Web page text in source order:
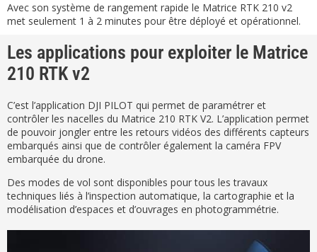
Avec son système de rangement rapide le Matrice RTK 210 v2
met seulement 1 à 2 minutes pour être déployé et opérationnel.
Les applications pour exploiter le Matrice
210 RTK v2
C’est l’application DJI PILOT qui permet de paramétrer et
contrôler les nacelles du Matrice 210 RTK V2. L’application permet
de pouvoir jongler entre les retours vidéos des différents capteurs
embarqués ainsi que de contrôler également la caméra FPV
embarquée du drone.
Des modes de vol sont disponibles pour tous les travaux
techniques liés à l’inspection automatique, la cartographie et la
modélisation d’espaces et d’ouvrages en photogrammétrie.